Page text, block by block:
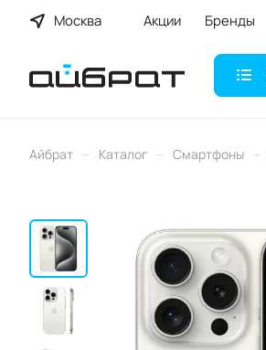
Москва Акции Бренды
Айбрат – Каталог – Смартфоны –